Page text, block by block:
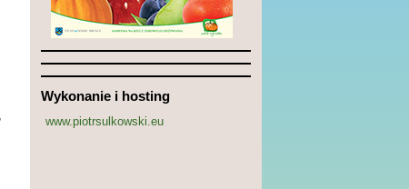
Wykonanie i hosting
www.piotrsulkowski.eu